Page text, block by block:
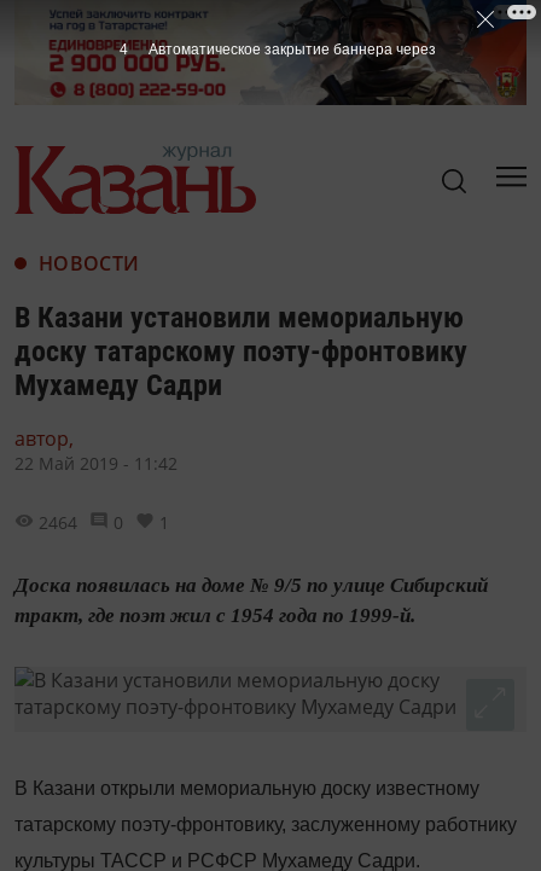
НОВОСТИ
В Казани установили мемориальную
доску татарскому поэту-фронтовику
Мухамеду Садри
автор,
22 Май 2019 - 11:42
2464 0 1
Доска появилась на доме № 9/5 по улице Сибирский
тракт, где поэт жил с 1954 года по 1999-й.
В Казани открыли мемориальную доску известному
татарскому поэту-фронтовику, заслуженному работнику
культуры ТАССР и РСФСР Мухамеду Садри.
3 Автоматическое закрытие баннера через